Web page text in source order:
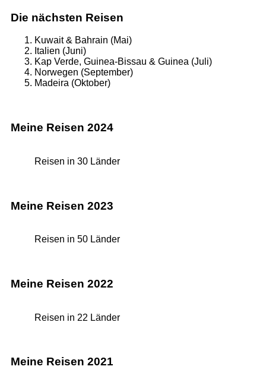
Die nächsten Reisen
Kuwait & Bahrain (Mai)
Italien (Juni)
Kap Verde, Guinea-Bissau & Guinea (Juli)
Norwegen (September)
Madeira (Oktober)
Meine Reisen 2024
Reisen in 30 Länder
Meine Reisen 2023
Reisen in 50 Länder
Meine Reisen 2022
Reisen in 22 Länder
Meine Reisen 2021